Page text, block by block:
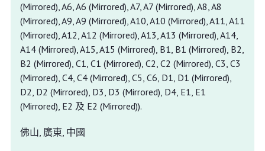
(Mirrored), A6, A6 (Mirrored), A7, A7 (Mirrored), A8, A8
(Mirrored), A9, A9 (Mirrored), A10, A10 (Mirrored), A11, A11
(Mirrored), A12, A12 (Mirrored), A13, A13 (Mirrored), A14,
A14 (Mirrored), A15, A15 (Mirrored), B1, B1 (Mirrored), B2,
B2 (Mirrored), C1, C1 (Mirrored), C2, C2 (Mirrored), C3, C3
(Mirrored), C4, C4 (Mirrored), C5, C6, D1, D1 (Mirrored),
D2, D2 (Mirrored), D3, D3 (Mirrored), D4, E1, E1
(Mirrored), E2 及 E2 (Mirrored)).
佛山, 廣東, 中國